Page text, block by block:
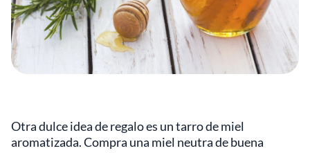
Otra dulce idea de regalo es un tarro de miel
aromatizada. Compra una miel neutra de buena